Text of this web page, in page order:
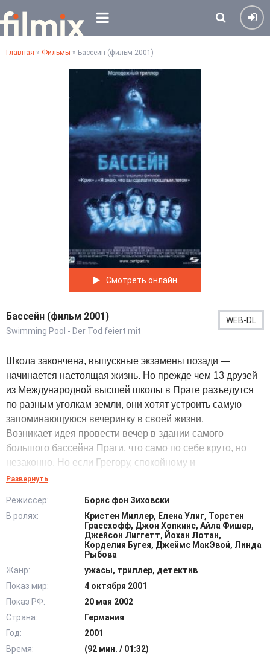
Главная » Фильмы » Бассейн (фильм 2001)
Смотреть онлайн
Бассейн (фильм 2001)
Swimming Pool - Der Tod feiert mit
WEB-DL
Школа закончена, выпускные экзамены позади —
начинается настоящая жизнь. Но прежде чем 13 друзей
из Международной высшей школы в Праге разъедутся
по разным уголкам земли, они хотят устроить самую
запоминающуюся вечеринку в своей жизни.
Возникает идея провести вечер в здании самого
большого бассейна Праги, что само по себе круто, но
незаконно. Но если Грегору, спокойному и
выдержанному лидеру компании, эта идея по душе,
Однако то, что должно было стать самой лучшей ночью
на свете, вскоре оборачивается кошмаром и
превращается в ожесточенную борьбу со смертью.
Таинственный убийца в маске открывает на ребят охоту.
убийца — это один из них… @Filmix.fan
Развернуть
Режиссер:
Борис фон Зиховски
В ролях:
Кристен Миллер, Елена Улиг, Торстен
Грассхофф, Джон Хопкинс, Айла Фишер,
Джейсон Лиггетт, Йохан Лотан,
Корделия Бугея, Джеймс МакЭвой, Линда
Рыбова
Жанр:
ужасы, триллер, детектив
Показ мир:
4 октября 2001
Показ РФ:
20 мая 2002
Страна:
Германия
Год:
2001
Время:
(92 мин. / 01:32)